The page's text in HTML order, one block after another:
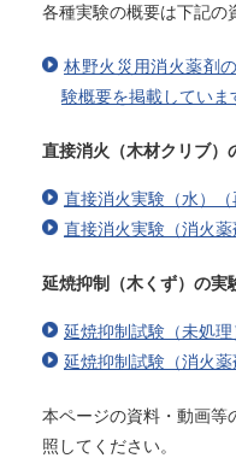
各種実験の概要は下記の
林野火災用消火薬剤
験概要を掲載していま
直接消火（木材クリブ）
直接消火実験（水）（
直接消火実験（消火
延焼抑制（木くず）の実
延焼抑制試験（未処
延焼抑制試験（消火
本ページの資料・動画等
照してください。